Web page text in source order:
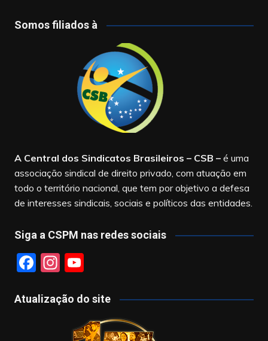
Somos filiados à
A Central dos Sindicatos Brasileiros – CSB –é uma
associação sindical de direito privado, com atuação em
todo o território nacional, que tem por objetivo a defesa
de interesses sindicais, sociais e políticos das entidades.
Siga a CSPM nas redes sociais
F
c
In
a
Y
u
T
Atualização do site